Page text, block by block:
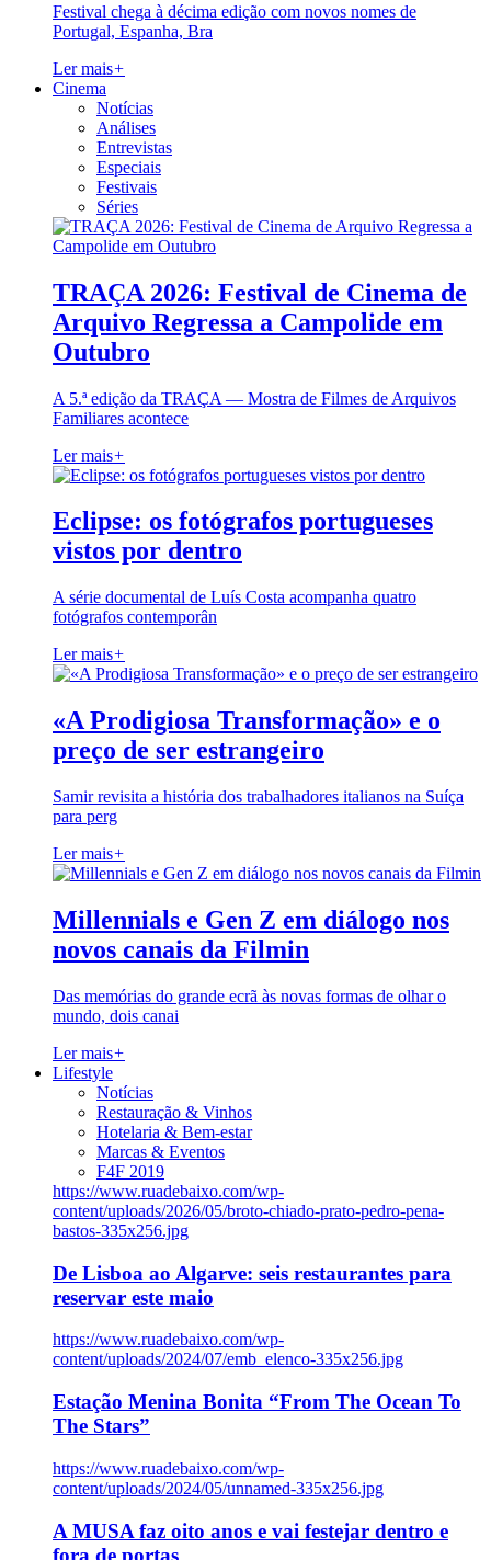
Festival chega à décima edição com novos nomes de
Portugal, Espanha, Bra
Ler mais+
Cinema
Notícias
Análises
Entrevistas
Especiais
Festivais
Séries
TRAÇA 2026: Festival de Cinema de
Arquivo Regressa a Campolide em
Outubro
A 5.ª edição da TRAÇA — Mostra de Filmes de Arquivos
Familiares acontece
Ler mais+
Eclipse: os fotógrafos portugueses
vistos por dentro
A série documental de Luís Costa acompanha quatro
fotógrafos contemporân
Ler mais+
«A Prodigiosa Transformação» e o
preço de ser estrangeiro
Samir revisita a história dos trabalhadores italianos na Suíça
para perg
Ler mais+
Millennials e Gen Z em diálogo nos
novos canais da Filmin
Das memórias do grande ecrã às novas formas de olhar o
mundo, dois canai
Ler mais+
Lifestyle
Notícias
Restauração & Vinhos
Hotelaria & Bem-estar
Marcas & Eventos
F4F 2019
https://www.ruadebaixo.com/wp-
content/uploads/2026/05/broto-chiado-prato-pedro-pena-
bastos-335x256.jpg
De Lisboa ao Algarve: seis restaurantes para
reservar este maio
https://www.ruadebaixo.com/wp-
content/uploads/2024/07/emb_elenco-335x256.jpg
Estação Menina Bonita “From The Ocean To
The Stars”
https://www.ruadebaixo.com/wp-
content/uploads/2024/05/unnamed-335x256.jpg
A MUSA faz oito anos e vai festejar dentro e
fora de portas